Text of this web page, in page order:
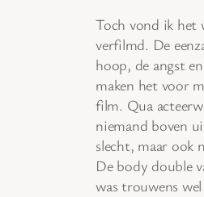
Toch vond ik het
verfilmd. De
hoop, de angst
maken het voor
film. Qua
niemand boven
slecht, maar ook
De body double
was trouwens